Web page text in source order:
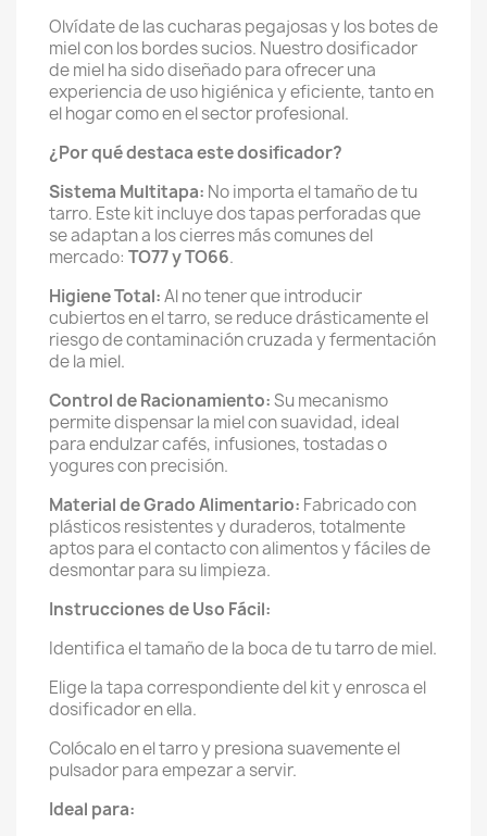
Olvídate de las cucharas pegajosas y los botes de
miel con los bordes sucios. Nuestro dosificador
de miel ha sido diseñado para ofrecer una
experiencia de uso higiénica y eficiente, tanto en
el hogar como en el sector profesional.
¿Por qué destaca este dosificador?
Sistema Multitapa: No importa el tamaño de tu
tarro. Este kit incluye dos tapas perforadas que
se adaptan a los cierres más comunes del
mercado: TO77 y TO66.
Higiene Total:Al no tener que introducir
cubiertos en el tarro, se reduce drásticamente el
riesgo de contaminación cruzada y fermentación
de la miel.
Control de Racionamiento:Su mecanismo
permite dispensar la miel con suavidad, ideal
para endulzar cafés, infusiones, tostadas o
yogures con precisión.
Material de Grado Alimentario: Fabricado con
plásticos resistentes y duraderos, totalmente
aptos para el contacto con alimentos y fáciles de
desmontar para su limpieza.
Instrucciones de Uso Fácil:
Identifica el tamaño de la boca de tu tarro de miel.
Elige la tapa correspondiente del kit y enrosca el
dosificador en ella.
Colócalo en el tarro y presiona suavemente el
pulsador para empezar a servir.
Ideal para: